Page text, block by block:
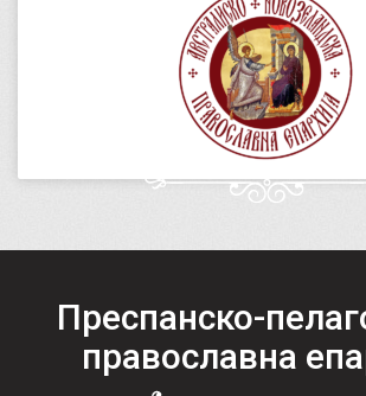
Преспанско-
православна